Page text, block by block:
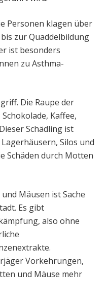
Personen klagen über
zur Quaddelbildung
ist besonders
zu Asthma-
Die Raupe der
Kaffee,
Schädling ist
Silos und
Schäden durch Motten
Mäusen ist Sache
Es gibt
also ohne
Vorkehrungen,
und Mäuse mehr